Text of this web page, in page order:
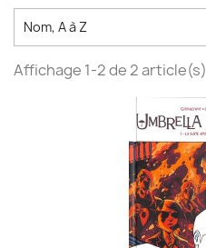
Nom, A à Z
Affichage 1-2 de 2 article(s)